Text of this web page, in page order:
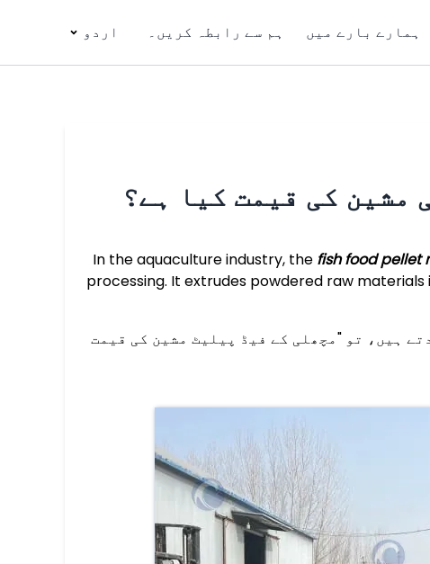
ہمارے بارے میں ہم سے رابطہ کریں۔ اردو
مشین کی قیمت کیا ہے؟
In the aquaculture industry, the fish food pellet
processing. It extrudes powdered raw
ہیں، تو "مچھلی کے فیڈ پیلیٹ مشین کی قیمت